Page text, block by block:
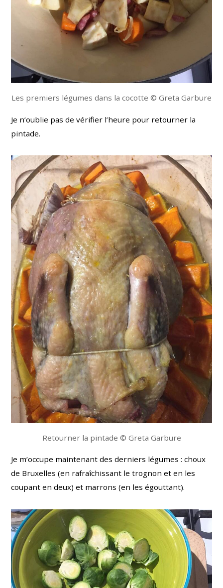
Les premiers légumes dans la cocotte © Greta Garbure
Je n’oublie pas de vérifier l’heure pour retourner la
pintade.
Retourner la pintade © Greta Garbure
Je m’occupe maintenant des derniers légumes : choux
de Bruxelles (en rafraîchissant le trognon et en les
coupant en deux) et marrons (en les égouttant).